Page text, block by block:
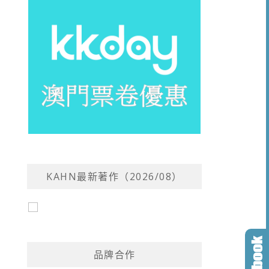
KAHN最新著作（2026/08）
品牌合作